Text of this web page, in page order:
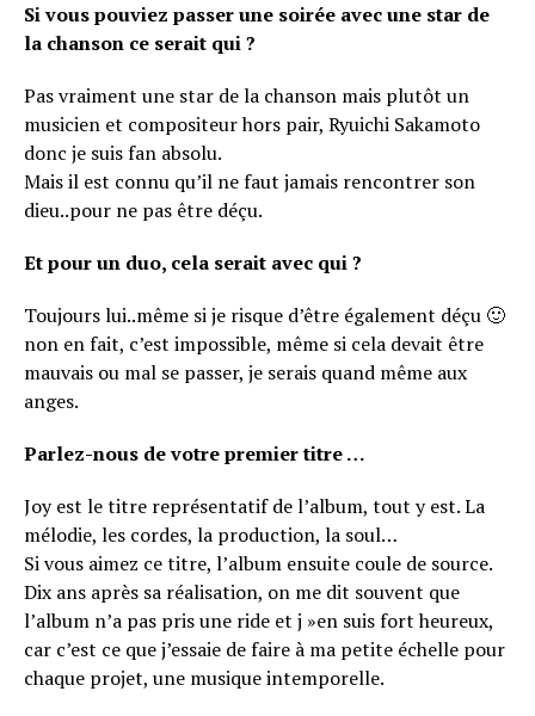
Si vous pouviez passer une soirée avec une star de
la chanson ce serait qui ?
Pas vraiment une star de la chanson mais plutôt un
musicien et compositeur hors pair, Ryuichi Sakamoto
donc je suis fan absolu.
Mais il est connu qu’il ne faut jamais rencontrer son
dieu..pour ne pas être déçu.
Et pour un duo, cela serait avec qui ?
Toujours lui..même si je risque d’être également déçu 🙂
non en fait, c’est impossible, même si cela devait être
mauvais ou mal se passer, je serais quand même aux
anges.
Parlez-nous de votre premier titre …
Joy est le titre représentatif de l’album, tout y est. La
mélodie, les cordes, la production, la soul…
Si vous aimez ce titre, l’album ensuite coule de source.
Dix ans après sa réalisation, on me dit souvent que
l’album n’a pas pris une ride et j »en suis fort heureux,
car c’est ce que j’essaie de faire à ma petite échelle pour
chaque projet, une musique intemporelle.